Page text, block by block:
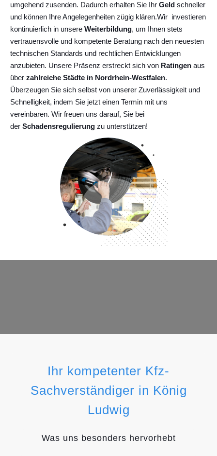
umgehend zusenden. Dadurch erhalten Sie Ihr Geld schneller
und können Ihre Angelegenheiten zügig klären.Wir investieren
kontinuierlich in unsere Weiterbildung, um Ihnen stets
vertrauensvolle und kompetente Beratung nach den neuesten
technischen Standards und rechtlichen Entwicklungen
anzubieten. Unsere Präsenz erstreckt sich von Ratingen aus
über zahlreiche Städte in Nordrhein-Westfalen.
Überzeugen Sie sich selbst von unserer Zuverlässigkeit und
Schnelligkeit, indem Sie jetzt einen Termin mit uns
vereinbaren. Wir freuen uns darauf, Sie bei
der Schadensregulierung zu unterstützen!
Ihr kompetenter Kfz-
Sachverständiger in König
Ludwig
Was uns besonders hervorhebt